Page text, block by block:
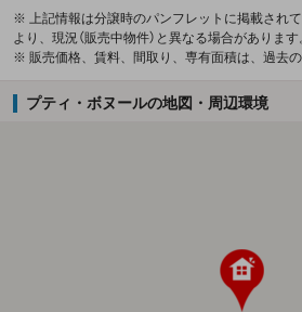
※ 上記情報は分譲時のパンフレットに掲載され
より、現況（販売中物件）と異なる場合があります
※ 販売価格、賃料、間取り、専有面積は、過去の
プティ・ボヌールの地図・周辺環境